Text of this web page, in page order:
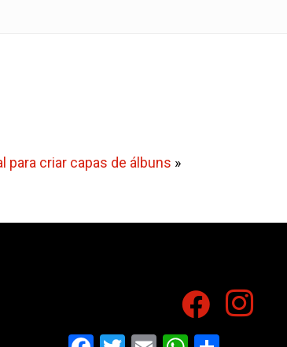
para criar capas de álbuns »